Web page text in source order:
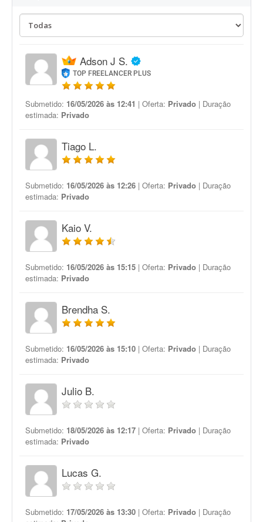
Adson J S.
TOP FREELANCER PLUS
Submetido: 16/05/2026 às 12:41 | Oferta: Privado | Duração
estimada: Privado
Tiago L.
Submetido: 16/05/2026 às 12:26 | Oferta: Privado | Duração
estimada: Privado
Kaio V.
Submetido: 16/05/2026 às 15:15 | Oferta: Privado | Duração
estimada: Privado
Brendha S.
Submetido: 16/05/2026 às 15:10 | Oferta: Privado | Duração
estimada: Privado
Julio B.
Submetido: 18/05/2026 às 12:17 | Oferta: Privado | Duração
estimada: Privado
Lucas G.
Submetido: 17/05/2026 às 13:30 | Oferta: Privado | Duração